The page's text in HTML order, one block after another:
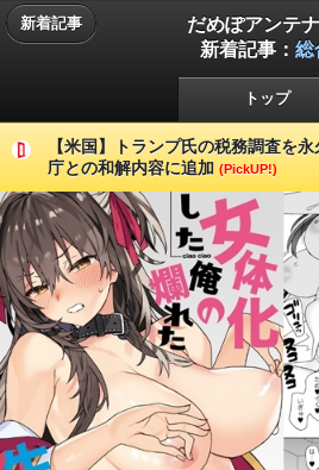
新着記事
だめぽアンテ
新着記事： 総
トップ
【米国】トランプ氏の税務調査を
庁との和解内容に追加 (PickUP!)